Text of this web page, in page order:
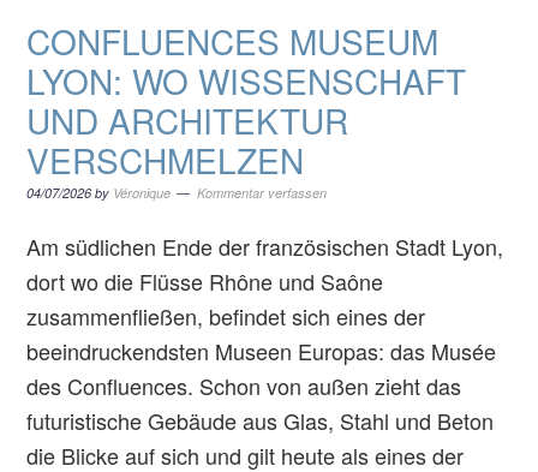
CONFLUENCES MUSEUM
LYON: WO WISSENSCHAFT
UND ARCHITEKTUR
VERSCHMELZEN
04/07/2026 by Véronique Kommentar verfassen
Am südlichen Ende der französischen Stadt Lyon,
dort wo die Flüsse Rhône und Saône
zusammenfließen, befindet sich eines der
beeindruckendsten Museen Europas: das Musée
des Confluences. Schon von außen zieht das
futuristische Gebäude aus Glas, Stahl und Beton
die Blicke auf sich und gilt heute als eines der